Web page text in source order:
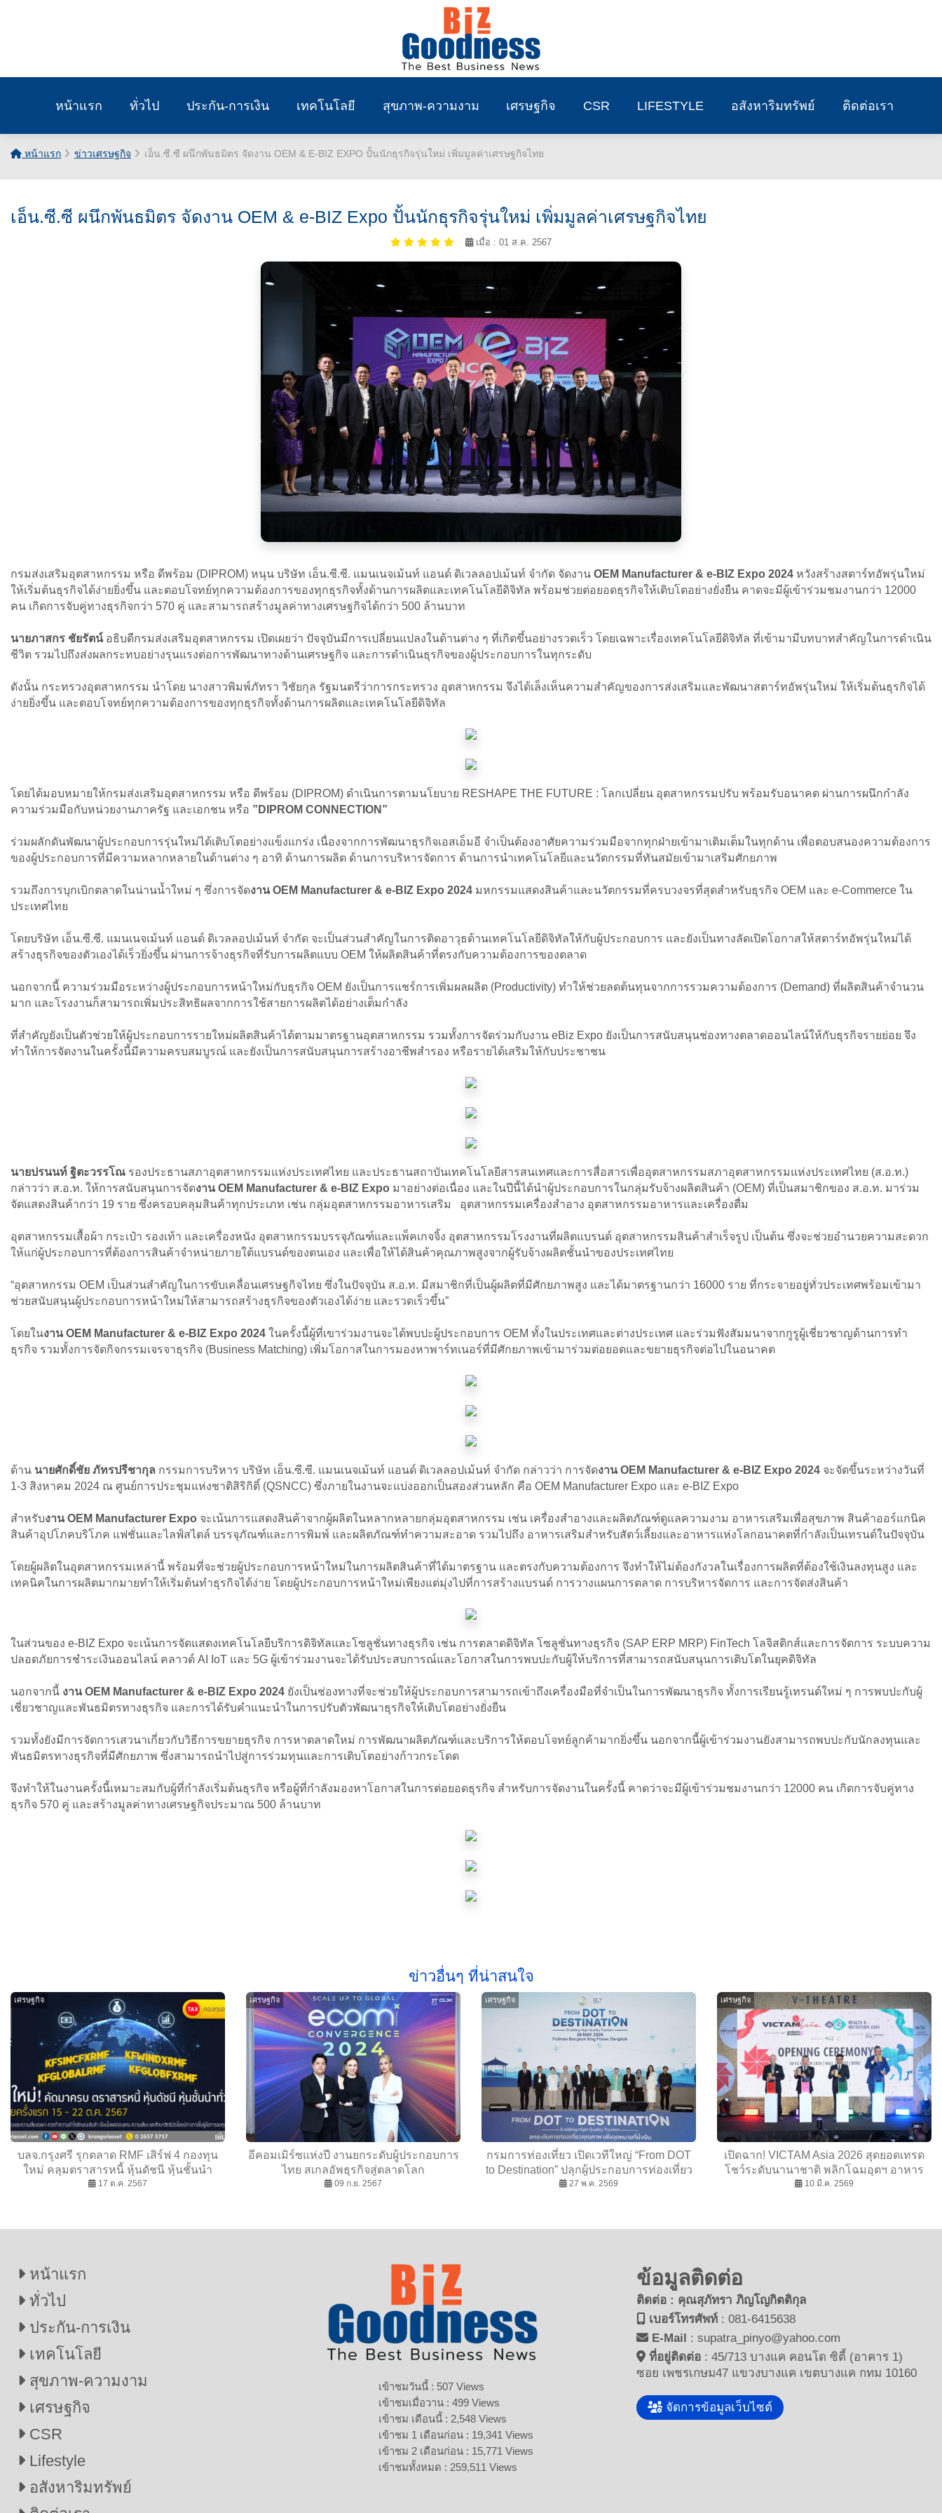
หน้าแรก ทั่วไป ประกัน-การเงิน เทคโนโลยี สุขภาพ-ความงาม เศรษฐกิจ CSR LIFESTYLE อสังหาริมทรัพย์ ติดต่อเรา
หน้าแรก ข่าวเศรษฐกิจ เอ็น.ซี.ซี ผนึกพันธมิตร จัดงาน OEM & E-BIZ EXPO ปั้นนักธุรกิจรุ่นใหม่ เพิ่มมูลค่าเศรษฐกิจไทย
เอ็น.ซี.ซี ผนึกพันธมิตร จัดงาน OEM & e-BIZ Expo ปั้นนักธุรกิจรุ่นใหม่ เพิ่มมูลค่าเศรษฐกิจไทย
เมื่อ : 01 ส.ค. 2567
กรมส่งเสริมอุตสาหกรรม หรือ ดีพร้อม (DIPROM) หนุน บริษัท เอ็น.ซี.ซี. แมนเนจเม้นท์ แอนด์ ดิเวลลอปเม้นท์ จำกัด จัดงาน OEM Manufacturer & e-BIZ Expo 2024 หวังสร้างสตาร์ทอัพรุ่นใหม่
ให้เริ่มต้นธุรกิจได้ง่ายยิ่งขึ้น และตอบโจทย์ทุกความต้องการของทุกธุรกิจทั้งด้านการผลิตและเทคโนโลยีดิจิทัล พร้อมช่วยต่อยอดธุรกิจให้เติบโตอย่างยั่งยืน คาดจะมีผู้เข้าร่วมชมงานกว่า 12000
คน เกิดการจับคู่ทางธุรกิจกว่า 570 คู่ และสามารถสร้างมูลค่าทางเศรษฐกิจได้กว่า 500 ล้านบาท
นายภาสกร ชัยรัตน์อธิบดีกรมส่งเสริมอุตสาหกรรม เปิดเผยว่า ปัจจุบันมีการเปลี่ยนแปลงในด้านต่าง ๆ ที่เกิดขึ้นอย่างรวดเร็ว โดยเฉพาะเรื่องเทคโนโลยีดิจิทัล ที่เข้ามามีบทบาทสำคัญในการดำเนิน
ชีวิต รวมไปถึงส่งผลกระทบอย่างรุนแรงต่อการพัฒนาทางด้านเศรษฐกิจ และการดำเนินธุรกิจของผู้ประกอบการในทุกระดับ
ดังนั้น กระทรวงอุตสาหกรรม นำโดย นางสาวพิมพ์ภัทรา วิชัยกุล รัฐมนตรีว่าการกระทรวง อุตสาหกรรม จึงได้เล็งเห็นความสำคัญของการส่งเสริมและพัฒนาสตาร์ทอัพรุ่นใหม่ ให้เริ่มต้นธุรกิจได้
ง่ายยิ่งขึ้น และตอบโจทย์ทุกความต้องการของทุกธุรกิจทั้งด้านการผลิตและเทคโนโลยีดิจิทัล
โดยได้มอบหมายให้กรมส่งเสริมอุตสาหกรรม หรือ ดีพร้อม (DIPROM) ดำเนินการตามนโยบาย RESHAPE THE FUTURE : โลกเปลี่ยน อุตสาหกรรมปรับ พร้อมรับอนาคต ผ่านการผนึกกำลัง
ความร่วมมือกับหน่วยงานภาครัฐ และเอกชน หรือ ”DIPROM CONNECTION”
ร่วมผลักดันพัฒนาผู้ประกอบการรุ่นใหม่ได้เติบโตอย่างแข็งแกร่ง เนื่องจากการพัฒนาธุรกิจเอสเอ็มอี จำเป็นต้องอาศัยความร่วมมือจากทุกฝ่ายเข้ามาเติมเต็มในทุกด้าน เพื่อตอบสนองความต้องการ
ของผู้ประกอบการที่มีความหลากหลายในด้านต่าง ๆ อาทิ ด้านการผลิต ด้านการบริหารจัดการ ด้านการนำเทคโนโลยีและนวัตกรรมที่ทันสมัยเข้ามาเสริมศักยภาพ
รวมถึงการบุกเบิกตลาดในน่านน้ำใหม่ ๆ ซึ่งการจัดงาน OEM Manufacturer & e-BIZ Expo 2024 มหกรรมแสดงสินค้าและนวัตกรรมที่ครบวงจรที่สุดสำหรับธุรกิจ OEM และ e-Commerce ใน
ประเทศไทย
โดยบริษัท เอ็น.ซี.ซี. แมนเนจเม้นท์ แอนด์ ดิเวลลอปเม้นท์ จำกัด จะเป็นส่วนสำคัญในการติดอาวุธด้านเทคโนโลยีดิจิทัลให้กับผู้ประกอบการ และยังเป็นทางลัดเปิดโอกาสให้สตาร์ทอัพรุ่นใหม่ได้
สร้างธุรกิจของตัวเองได้เร็วยิ่งขึ้น ผ่านการจ้างธุรกิจที่รับการผลิตแบบ OEM ให้ผลิตสินค้าที่ตรงกับความต้องการของตลาด
นอกจากนี้ ความร่วมมือระหว่างผู้ประกอบการหน้าใหม่กับธุรกิจ OEM ยังเป็นการแชร์การเพิ่มผลผลิต (Productivity) ทำให้ช่วยลดต้นทุนจากการรวมความต้องการ (Demand) ที่ผลิตสินค้าจำนวน
มาก และโรงงานก็สามารถเพิ่มประสิทธิผลจากการใช้สายการผลิตได้อย่างเต็มกำลัง
ที่สำคัญยังเป็นตัวช่วยให้ผู้ประกอบการรายใหม่ผลิตสินค้าได้ตามมาตรฐานอุตสาหกรรม รวมทั้งการจัดร่วมกับงาน eBiz Expo ยังเป็นการสนับสนุนช่องทางตลาดออนไลน์ให้กับธุรกิจรายย่อย จึง
ทำให้การจัดงานในครั้งนี้มีความครบสมบูรณ์ และยังเป็นการสนับสนุนการสร้างอาชีพสำรอง หรือรายได้เสริมให้กับประชาชน
นายปรนนท์ ฐิตะวรรโณ รองประธานสภาอุตสาหกรรมแห่งประเทศไทย และประธานสถาบันเทคโนโลยีสารสนเทศและการสื่อสารเพื่ออุตสาหกรรมสภาอุตสาหกรรมแห่งประเทศไทย (ส.อ.ท.)
กล่าวว่า ส.อ.ท. ให้การสนับสนุนการจัดงาน OEM Manufacturer & e-BIZ Expo มาอย่างต่อเนื่อง และในปีนี้ได้นำผู้ประกอบการในกลุ่มรับจ้างผลิตสินค้า (OEM) ที่เป็นสมาชิกของ ส.อ.ท. มาร่วม
จัดแสดงสินค้ากว่า 19 ราย ซึ่งครอบคลุมสินค้าทุกประเภท เช่น กลุ่มอุตสาหกรรมอาหารเสริม อุตสาหกรรมเครื่องสำอาง อุตสาหกรรมอาหารและเครื่องดื่ม
อุตสาหกรรมเสื้อผ้า กระเป๋า รองเท้า และเครื่องหนัง อุตสาหกรรมบรรจุภัณฑ์และแพ็คเกจจิ้ง อุตสาหกรรมโรงงานที่ผลิตแบรนด์ อุตสาหกรรมสินค้าสำเร็จรูป เป็นต้น ซึ่งจะช่วยอำนวยความสะดวก
ให้แก่ผู้ประกอบการที่ต้องการสินค้าจำหน่ายภายใต้แบรนด์ของตนเอง และเพื่อให้ได้สินค้าคุณภาพสูงจากผู้รับจ้างผลิตชั้นนำของประเทศไทย
“อุตสาหกรรม OEM เป็นส่วนสำคัญในการขับเคลื่อนเศรษฐกิจไทย ซึ่งในปัจจุบัน ส.อ.ท. มีสมาชิกที่เป็นผู้ผลิตที่มีศักยภาพสูง และได้มาตรฐานกว่า 16000 ราย ที่กระจายอยู่ทั่วประเทศพร้อมเข้ามา
ช่วยสนับสนุนผู้ประกอบการหน้าใหม่ให้สามารถสร้างธุรกิจของตัวเองได้ง่าย และรวดเร็วขึ้น”
โดยในงาน OEM Manufacturer & e-BIZ Expo 2024 ในครั้งนี้ผู้ที่เขาร่วมงานจะได้พบปะผู้ประกอบการ OEM ทั้งในประเทศและต่างประเทศ และร่วมฟังสัมมนาจากกูรูผู้เชี่ยวชาญด้านการทำ
ธุรกิจ รวมทั้งการจัดกิจกรรมเจรจาธุรกิจ (Business Matching) เพิ่มโอกาสในการมองหาพาร์ทเนอร์ที่มีศักยภาพเข้ามาร่วมต่อยอดและขยายธุรกิจต่อไปในอนาคต
ด้าน นายศักดิ์ชัย ภัทรปรีชากุล กรรมการบริหาร บริษัท เอ็น.ซี.ซี. แมนเนจเม้นท์ แอนด์ ดิเวลลอปเม้นท์ จำกัด กล่าวว่า การจัดงาน OEM Manufacturer & e-BIZ Expo 2024 จะจัดขึ้นระหว่างวันที่
1-3 สิงหาคม 2024 ณ ศูนย์การประชุมแห่งชาติสิริกิติ์ (QSNCC) ซึ่งภายในงานจะแบ่งออกเป็นสองส่วนหลัก คือ OEM Manufacturer Expo และ e-BIZ Expo
สำหรับงาน OEM Manufacturer Expo จะเน้นการแสดงสินค้าจากผู้ผลิตในหลากหลายกลุ่มอุตสาหกรรม เช่น เครื่องสำอางและผลิตภัณฑ์ดูแลความงาม อาหารเสริมเพื่อสุขภาพ สินค้าออร์แกนิค
สินค้าอุปโภคบริโภค แฟชั่นและไลฟ์สไตล์ บรรจุภัณฑ์และการพิมพ์ และผลิตภัณฑ์ทำความสะอาด รวมไปถึง อาหารเสริมสำหรับสัตว์เลี้ยงและอาหารแห่งโลกอนาคตที่กำลังเป็นเทรนด์ในปัจจุบัน
โดยผู้ผลิตในอุตสาหกรรมเหล่านี้ พร้อมที่จะช่วยผู้ประกอบการหน้าใหม่ในการผลิตสินค้าที่ได้มาตรฐาน และตรงกับความต้องการ จึงทำให้ไม่ต้องกังวลในเรื่องการผลิตที่ต้องใช้เงินลงทุนสูง และ
เทคนิคในการผลิตมากมายทำให้เริ่มต้นทำธุรกิจได้ง่าย โดยผู้ประกอบการหน้าใหม่เพียงแต่มุ่งไปที่การสร้างแบรนด์ การวางแผนการตลาด การบริหารจัดการ และการจัดส่งสินค้า
ในส่วนของ e-BIZ Expo จะเน้นการจัดแสดงเทคโนโลยีบริการดิจิทัลและโซลูชั่นทางธุรกิจ เช่น การตลาดดิจิทัล โซลูชั่นทางธุรกิจ (SAP ERP MRP) FinTech โลจิสติกส์และการจัดการ ระบบความ
ปลอดภัยการชำระเงินออนไลน์ คลาวด์ AI IoT และ 5G ผู้เข้าร่วมงานจะได้รับประสบการณ์และโอกาสในการพบปะกับผู้ให้บริการที่สามารถสนับสนุนการเติบโตในยุคดิจิทัล
นอกจากนี้ งาน OEM Manufacturer & e-BIZ Expo 2024 ยังเป็นช่องทางที่จะช่วยให้ผู้ประกอบการสามารถเข้าถึงเครื่องมือที่จำเป็นในการพัฒนาธุรกิจ ทั้งการเรียนรู้เทรนด์ใหม่ ๆ การพบปะกับผู้
เชี่ยวชาญและพันธมิตรทางธุรกิจ และการได้รับคำแนะนำในการปรับตัวพัฒนาธุรกิจให้เติบโตอย่างยั่งยืน
รวมทั้งยังมีการจัดการเสวนาเกี่ยวกับวิธีการขยายธุรกิจ การหาตลาดใหม่ การพัฒนาผลิตภัณฑ์และบริการให้ตอบโจทย์ลูกค้ามากยิ่งขึ้น นอกจากนี้ผู้เข้าร่วมงานยังสามารถพบปะกับนักลงทุนและ
พันธมิตรทางธุรกิจที่มีศักยภาพ ซึ่งสามารถนำไปสู่การร่วมทุนและการเติบโตอย่างก้าวกระโดด
จึงทำให้ในงานครั้งนี้เหมาะสมกับผู้ที่กำลังเริ่มต้นธุรกิจ หรือผู้ที่กำลังมองหาโอกาสในการต่อยอดธุรกิจ สำหรับการจัดงานในครั้งนี้ คาดว่าจะมีผู้เข้าร่วมชมงานกว่า 12000 คน เกิดการจับคู่ทาง
ธุรกิจ 570 คู่ และสร้างมูลค่าทางเศรษฐกิจประมาณ 500 ล้านบาท
ข่าวอื่นๆ ที่น่าสนใจ
เศรษฐกิจ
บลจ.กรุงศรี รุกตลาด RMF เสิร์ฟ 4 กองทุน
ใหม่ คลุมตราสารหนี้ หุ้นดัชนี หุ้นชั้นนำ
ระดับโลก
17 ต.ค. 2567
เศรษฐกิจ
อีคอมเมิร์ซแห่งปี งานยกระดับผู้ประกอบการ
ไทย สเกลอัพธุรกิจสู่ตลาดโลก
09 ก.ย. 2567
เศรษฐกิจ
กรมการท่องเที่ยว เปิดเวทีใหญ่ “From DOT
to Destination” ปลุกผู้ประกอบการท่องเที่ยว
เร่งปรับตัว–สร้างภูมิคุ้มกัน
27 พ.ค. 2569
เศรษฐกิจ
เปิดฉาก! VICTAM Asia 2026 สุดยอดเทรด
โชว์ระดับนานาชาติ พลิกโฉมอุตฯ อาหาร
สัตว์ สีข้าว แปรรูปแป้ง
10 มี.ค. 2569
หน้าแรก
ทั่วไป
ประกัน-การเงิน
เทคโนโลยี
สุขภาพ-ความงาม
เศรษฐกิจ
CSR
Lifestyle
อสังหาริมทรัพย์
เข้าชมวันนี้ : 507 Views
เข้าชมเมื่อวาน : 499 Views
เข้าชม เดือนนี้ : 2,548 Views
เข้าชม 1 เดือนก่อน : 19,341 Views
เข้าชม 2 เดือนก่อน : 15,771 Views
เข้าชมทั้งหมด : 259,511 Views
ข้อมูลติดต่อ
ติดต่อ : คุณสุภัทรา ภิญโญกิตติกุล
เบอร์โทรศัพท์: 081-6415638
E-Mail : supatra_pinyo@yahoo.com
ที่อยู่ติดต่อ: 45/713 บางแค คอนโด ซิตี้ (อาคาร 1)
ซอย เพชรเกษม47 แขวงบางแค เขตบางแค กทม 10160
จัดการข้อมูลเว็บไซต์